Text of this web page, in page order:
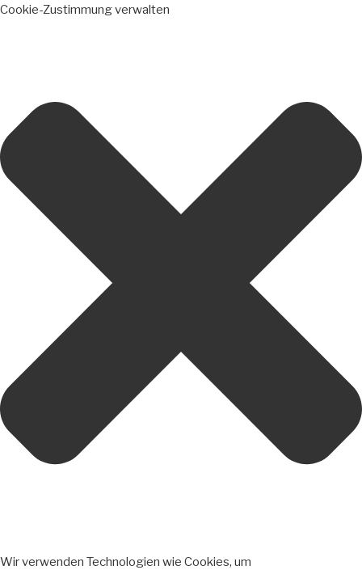
Cookie-Zustimmung verwalten
Wir verwenden Technologien wie Cookies, um